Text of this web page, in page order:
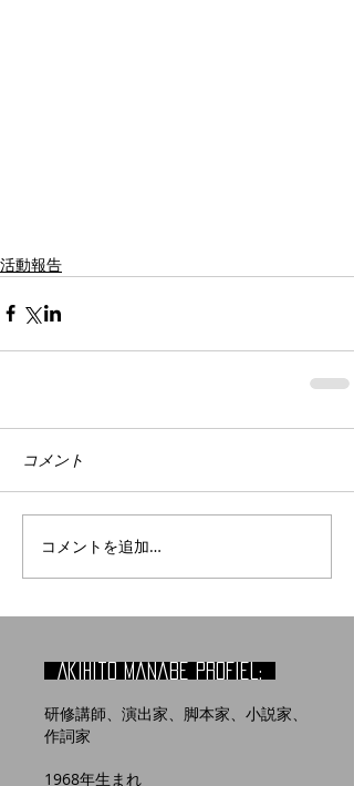
活動報告
コメント
コメントを追加…
Akihito manabe profiel:
研修講師、演出家、脚本家、小説家、
作詞家
1968年生まれ